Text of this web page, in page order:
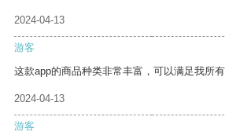
2024-04-13
游客
这款app的商品种类非常丰富，可以满足我所有
2024-04-13
游客